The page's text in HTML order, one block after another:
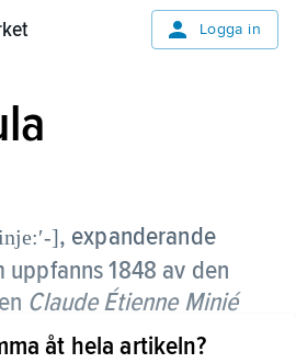
Logga in
], expanderande
uppfanns 1848 av den
Claude Étienne Minié
användes i ett av de
åt hela artikeln?